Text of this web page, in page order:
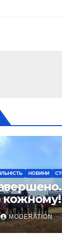
НОВИНИ
кожному!
MODERATION